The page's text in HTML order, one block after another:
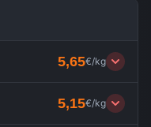
5,65€/kg
5,15€/kg